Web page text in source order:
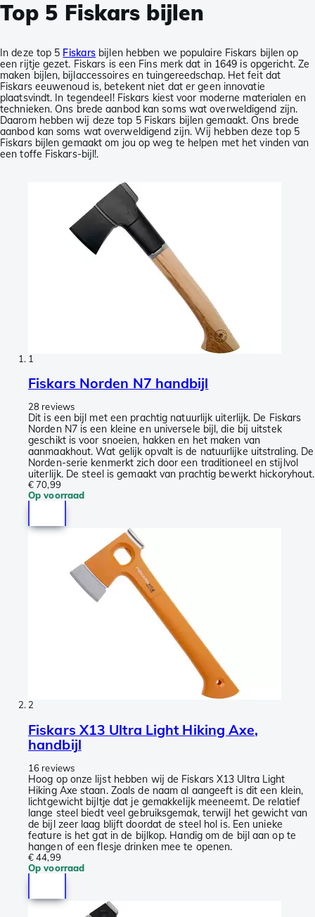
Top 5 Fiskars bijlen
In deze top 5 Fiskars bijlen hebben we populaire Fiskars bijlen op
een rijtje gezet. Fiskars is een Fins merk dat in 1649 is opgericht. Ze
maken bijlen, bijlaccessoires en tuingereedschap. Het feit dat
Fiskars eeuwenoud is, betekent niet dat er geen innovatie
plaatsvindt. In tegendeel! Fiskars kiest voor moderne materialen en
technieken. Ons brede aanbod kan soms wat overweldigend zijn.
Daarom hebben wij deze top 5 Fiskars bijlen gemaakt. Ons brede
aanbod kan soms wat overweldigend zijn. Wij hebben deze top 5
Fiskars bijlen gemaakt om jou op weg te helpen met het vinden van
een toffe Fiskars-bijl!.
1
Fiskars Norden N7 handbijl
28 reviews
Dit is een bijl met een prachtig natuurlijk uiterlijk. De Fiskars
Norden N7 is een kleine en universele bijl, die bij uitstek
geschikt is voor snoeien, hakken en het maken van
aanmaakhout. Wat gelijk opvalt is de natuurlijke uitstraling. De
Norden-serie kenmerkt zich door een traditioneel en stijlvol
uiterlijk. De steel is gemaakt van prachtig bewerkt hickoryhout.
€ 70,99
Op voorraad
2
Fiskars X13 Ultra Light Hiking Axe,
handbijl
16 reviews
Hoog op onze lijst hebben wij de Fiskars X13 Ultra Light
Hiking Axe staan. Zoals de naam al aangeeft is dit een klein,
lichtgewicht bijltje dat je gemakkelijk meeneemt. De relatief
lange steel biedt veel gebruiksgemak, terwijl het gewicht van
de bijl zeer laag blijft doordat de steel hol is. Een unieke
feature is het gat in de bijlkop. Handig om de bijl aan op te
hangen of een flesje drinken mee te openen.
€ 44,99
Op voorraad